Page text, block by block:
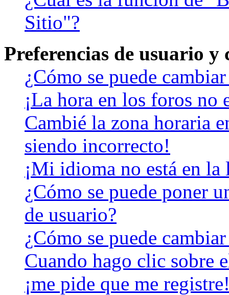
Sitio"?
Preferencias de usuario y
¿Cómo se puede
¡La hora en los foros no
Cambié la zona horaria
siendo incorrecto!
¡Mi idioma no está en la
¿Cómo se puede poner
de usuario?
¿Cómo se puede
Cuando hago clic sobre
¡me pide que me